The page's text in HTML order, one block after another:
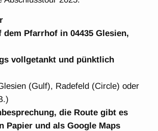
dem Pfarrhof in 04435 Glesien,
vollgetankt und pünktlich
(Gulf), Radefeld (Circle) oder
die Route gibt es
Papier und als Google Maps